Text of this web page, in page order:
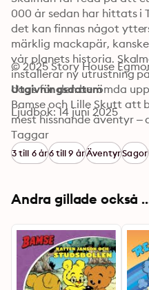
000 år sedan har hittats
det kan finnas något
märklig mackapär,
vår planets historia.
installerar ny utrustning
dags för den berömda
Bamse och Lille Skutt att
mest hissnande äventyr –
Medelhavet. Hoppa
loss!
© 2025 Story House
Utgivningsdatum
Ljudbok: 14 juni 2025
Taggar
3 till 6 år6 till 9 årÄventyrSagor
Andra gillade också